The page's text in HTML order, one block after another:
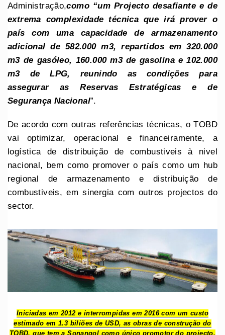
Administração,como “um Projecto desafiante e de
extrema complexidade técnica que irá prover o
paíscom uma capacidade de armazenamento
adicional de 582.000 m3, repartidos em 320.000
m3 de gasóleo, 160.000 m3 de gasolina e 102.000
m3 de LPG, reunindo as condições para
assegurar as Reservas Estratégicas e de
Segurança Nacional”.
De acordo com outras referências técnicas, o TOBD
vai optimizar, operacional e financeiramente, a
logística de distribuição de combustiveis à nivel
nacional, bem como promover o país como um hub
regional de armazenamento e distribuição de
combustiveis, em sinergia com outros projectos do
sector.
Iniciadas em 2012 e interrompidas em 2016 com um custo
estimado em 1.3 biliões de USD, as obras de construção do
TOBD, que tem a Sonangol como único promotor do projecto,